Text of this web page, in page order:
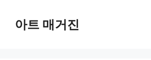
아트 매거진